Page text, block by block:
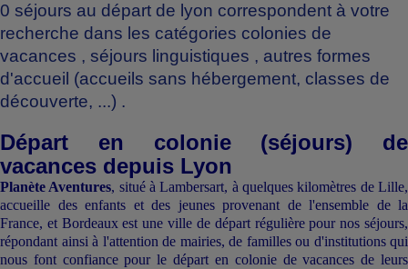
0 séjours au départ de lyon correspondent à votre
recherche dans les catégories colonies de
vacances , séjours linguistiques , autres formes
d'accueil (accueils sans hébergement, classes de
découverte, ...) .
Départ en colonie (séjours) de
vacances depuis Lyon
Planète Aventures, situé à Lambersart, à quelques kilomètres de Lille,
accueille des enfants et des jeunes provenant de l'ensemble de la
France, et Bordeaux est une ville de départ régulière pour nos séjours,
répondant ainsi à l'attention de mairies, de familles ou d'institutions qui
nous font confiance pour le départ en colonie de vacances de leurs